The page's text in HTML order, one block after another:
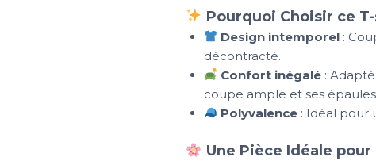
Pourquoi Choisir ce
Design intemporel:
décontracté.
Confort inégalé: Adapté
coupe ample et ses
Polyvalence: Idéal pour
Une Pièce Idéale